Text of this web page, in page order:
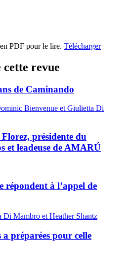
PDF pour le lire. Télécharger
revue
de Caminando
Bienvenue et Giulietta Di
présidente du
et leadeuse de AMARÚ
répondent à l’appel de
Mambro et Heather Shantz
préparées pour celle